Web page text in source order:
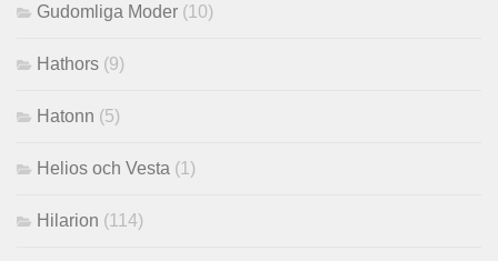
Gudomliga Moder (10)
Hathors (9)
Hatonn (5)
Helios och Vesta (1)
Hilarion (114)